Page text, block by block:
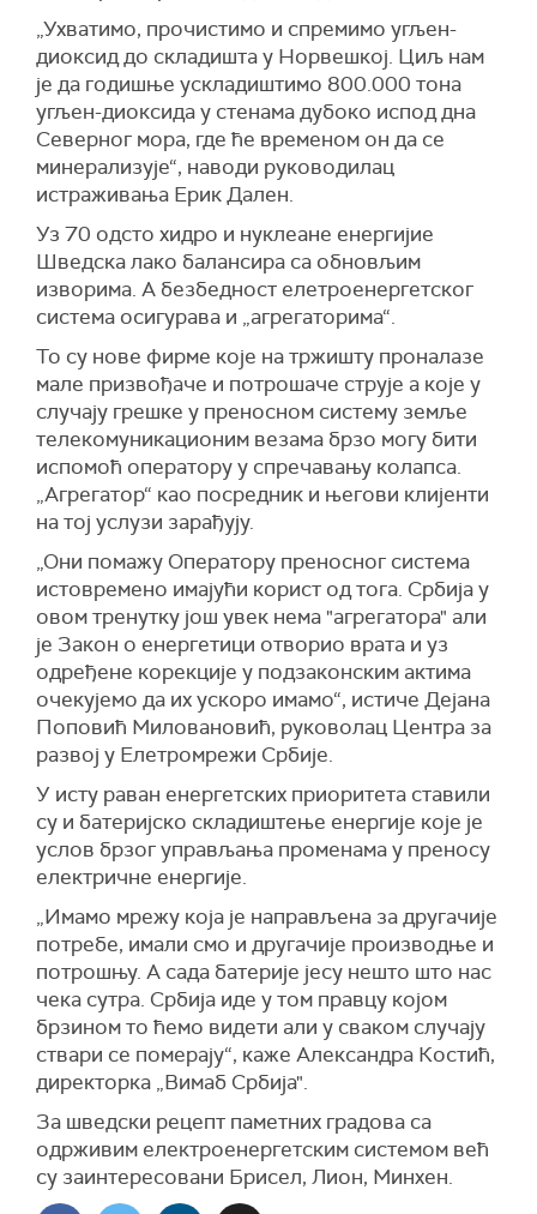
„Ухватимо, прочистимо и спремимо угљен-
диоксид до складишта у Норвешкој. Циљ нам
је да годишње ускладиштимо 800.000 тона
угљен-диоксида у стенама дубоко испод дна
Северног мора, где ће временом он да се
минерализује“, наводи руководилац
истраживања Ерик Дален.
Уз 70 одсто хидро и нуклеане енергијие
Шведска лако балансира са обновљим
изворима. А безбедност елетроенергетског
система осигурава и „агрегаторима“.
То су нове фирме које на тржишту проналазе
мале призвођаче и потрошаче струје а које у
случају грешке у преносном систему земље
телекомуникационим везама брзо могу бити
испомоћ оператору у спречавању колапса.
„Агрегатор“ као посредник и његови клијенти
на тој услузи зарађују.
„Они помажу Оператору преносног система
истовремено имајући корист од тога. Србија у
овом тренутку још увек нема "агрегатора" али
је Закон о енергетици отворио врата и уз
одређене корекције у подзаконским актима
очекујемо да их ускоро имамо“, истиче Дејана
Поповић Миловановић, руковолац Центра за
развој у Елетромрежи Србије.
У исту раван енергетских приоритета ставили
су и батеријско складиштење енергије које је
услов брзог управљања променама у преносу
електричне енергије.
„Имамо мрежу која је направљена за другачије
потребе, имали смо и другачије производње и
потрошњу. А сада батерије јесу нешто што нас
чека сутра. Србија иде у том правцу којом
брзином то ћемо видети али у сваком случају
ствари се померају“, каже Александра Костић,
директорка „Вимаб Србија".
За шведски рецепт паметних градова са
одрживим електроенергетским системом већ
су заинтересовани Брисел, Лион, Минхен.